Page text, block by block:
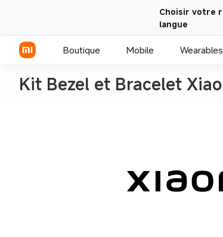
Choisir votre
langue
Boutique Mobile Wearables
Kit Bezel et Bracelet